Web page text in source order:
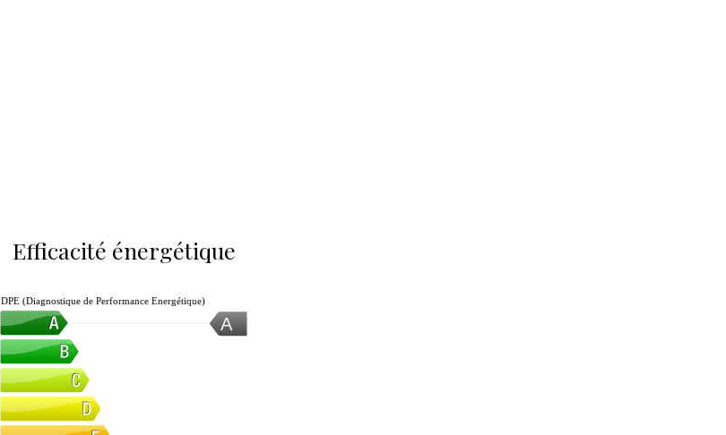
Efficacité énergétique
A
DPE (Diagnostique de Performance Energétique)